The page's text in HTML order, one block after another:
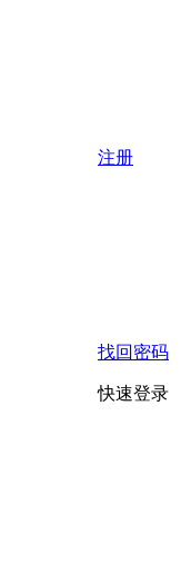
注册
找回密码
快速登录